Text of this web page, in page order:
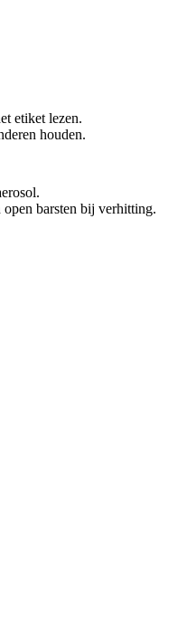
etiket lezen.
houden.
barsten bij verhitting.